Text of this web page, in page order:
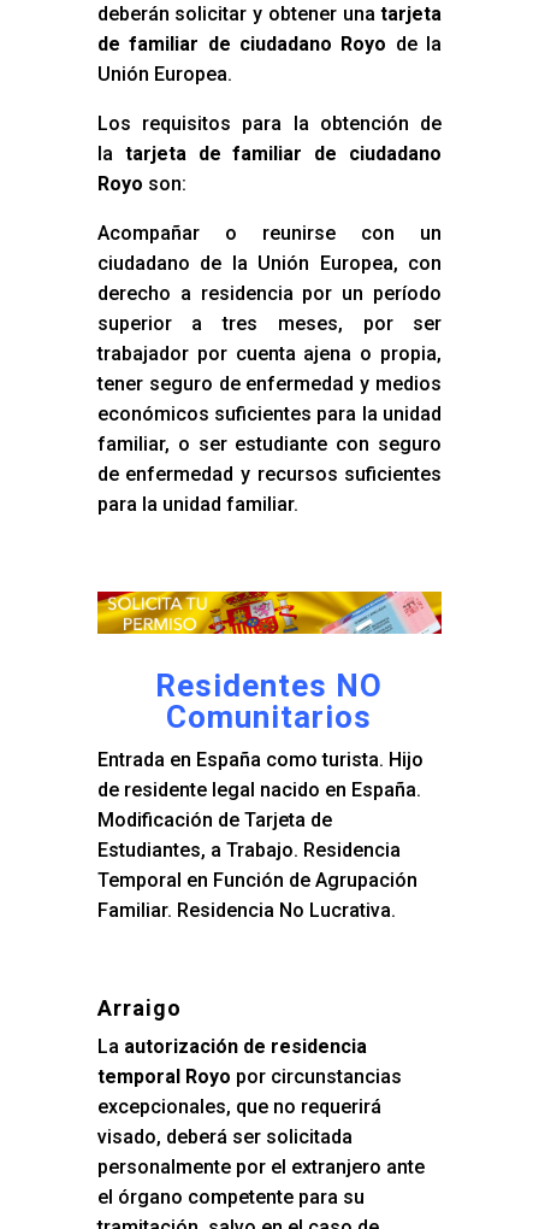
deberán solicitar y obtener unatarjeta
de familiar de ciudadano Royo de la
Unión Europea.
Los requisitos para la obtención de
la tarjeta de familiar de ciudadano
Royo son:
Acompañar o reunirse con un
ciudadano de la Unión Europea, con
derecho a residencia por un período
superior a tres meses, por ser
trabajador por cuenta ajena o propia,
tener seguro de enfermedad y medios
económicos suficientes para la unidad
familiar, o ser estudiante con seguro
de enfermedad y recursos suficientes
para la unidad familiar.
Residentes NO
Comunitarios
Entrada en España como turista. Hijo
de residente legal nacido en España.
Modificación de Tarjeta de
Estudiantes, a Trabajo. Residencia
Temporal en Función de Agrupación
Familiar. Residencia No Lucrativa.
Arraigo
La autorización de residencia
temporal Royo por circunstancias
excepcionales, que no requerirá
visado, deberá ser solicitada
personalmente por el extranjero ante
el órgano competente para su